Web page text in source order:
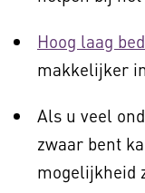
Hoog laag bed
makkelijker
Als u veel
zwaar bent
mogelijkheid